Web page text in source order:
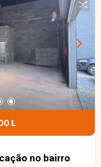
e 03
clientes e
para conhecer
L
no bairro